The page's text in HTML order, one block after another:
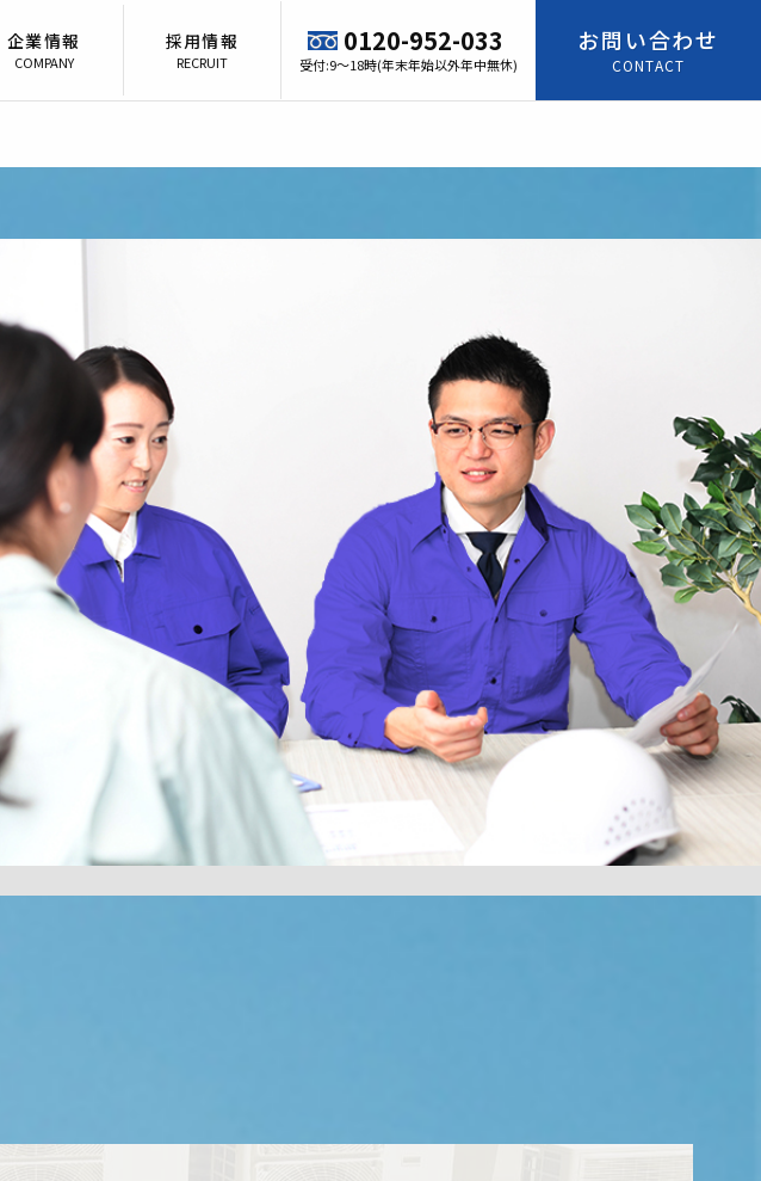
企業情報
COMPANY
採用情報
RECRUIT
0120-952-033
受付:9～18時(年末年始以外年中無休)
お問い合わせ
CONTACT